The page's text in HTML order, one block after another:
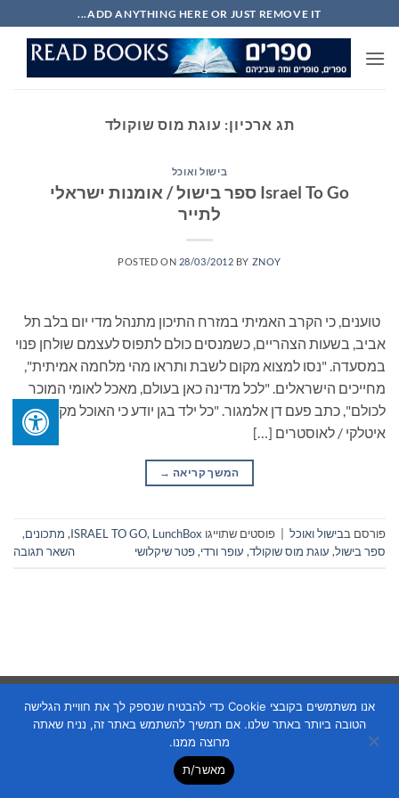
to
content
ADD ANYTHING HERE OR JUST REMOVE IT...
תג ארכיון: עוגת מוס שוקולד
בישול ואוכל
Israel To Go ספר בישול / אומנות ישראלי
לתייר
POSTED ON 28/03/2012 BY ZNOY
טוענים, כי הקרב האמיתי במזרח התיכון מתנהל מדי יום בלב תל
אביב, בשעות הצהריים, כשמנסים כולם לתפוס לעצמם שולחן פנוי
במסעדה. "נסו למצוא מקום לשבת ותראו מהי מלחמה אמיתית",
מחייכים הישראלים. "לכל מדינה כאן בעולם, מאכל לאומי המוכר
לכולם", כתב פעם דן אלמגור. "כל ילד בגן יודע כי האוכל מקרוני הוא
איטלקי / לאוסטרים […]
המשך קריאה →
פורסם בבישול ואוכל פוסטים שתוייגו ISRAEL TO GO, LunchBox
, מתכונים,
ספר בישול, עוגת מוס שוקולד, עופר ורדי,פטר שיקלושי השאר תגובה
אנו משתמשים בקובצי Cookie כדי להבטיח שנספק לך את חוויית הגלישה
הטובה ביותר באתר שלנו. אם תמשיך להשתמש באתר זה, נניח שאתה
מרוצה ממנו.
מאשר/ת